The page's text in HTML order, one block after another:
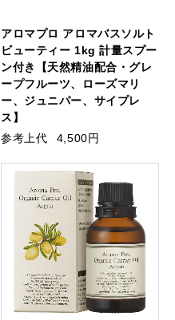
アロマプロ アロマバスソルト
ビューティー 1kg 計量スプー
ン付き【天然精油配合・グレ
ープフルーツ、ローズマリ
ー、ジュニパー、サイプレ
ス】
参考上代
4,500円